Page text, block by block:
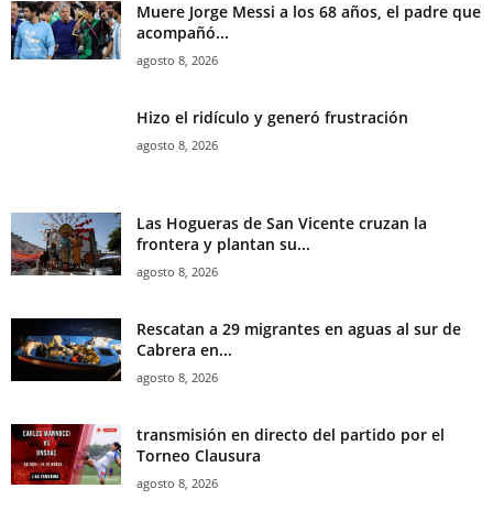
Muere Jorge Messi a los 68 años, el padre que
acompañó...
agosto 8, 2026
Hizo el ridículo y generó frustración
agosto 8, 2026
Las Hogueras de San Vicente cruzan la
frontera y plantan su...
agosto 8, 2026
Rescatan a 29 migrantes en aguas al sur de
Cabrera en...
agosto 8, 2026
transmisión en directo del partido por el
Torneo Clausura
agosto 8, 2026